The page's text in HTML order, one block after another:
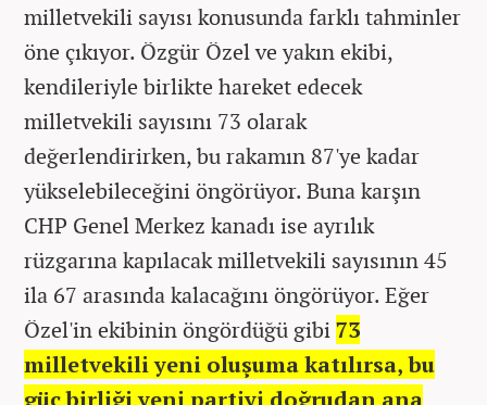
milletvekili sayısı konusunda farklı tahminler
öne çıkıyor. Özgür Özel ve yakın ekibi,
kendileriyle birlikte hareket edecek
milletvekili sayısını 73 olarak
değerlendirirken, bu rakamın 87'ye kadar
yükselebileceğini öngörüyor. Buna karşın
CHP Genel Merkez kanadı ise ayrılık
rüzgarına kapılacak milletvekili sayısının 45
ila 67 arasında kalacağını öngörüyor. Eğer
Özel'in ekibinin öngördüğü gibi73
milletvekili yeni oluşuma katılırsa, bu
güç birliği yeni partiyi doğrudan ana